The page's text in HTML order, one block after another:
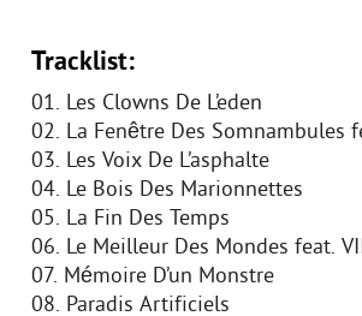
Tracklist:
01. Les Clowns De L’eden
02. La Fenêtre Des Somnambules
03. Les Voix De L’asphalte
04. Le Bois Des Marionnettes
05. La Fin Des Temps
06. Le Meilleur Des Mondes feat.
07. Mémoire D’un Monstre
08. Paradis Artificiels